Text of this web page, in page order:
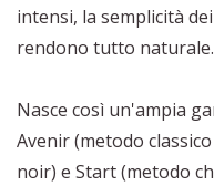
intensi, la semplicità
rendono tutto naturale.
Nasce così un'ampia
Avenir (metodo
noir) e Start (metodo